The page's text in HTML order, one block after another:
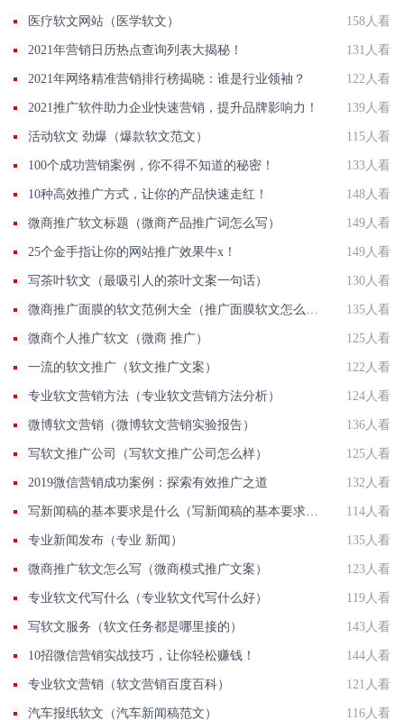
医疗软文网站（医学软文） 158人看
2021年营销日历热点查询列表大揭秘！ 131人看
2021年网络精准营销排行榜揭晓：谁是行业领袖？ 122人看
2021推广软件助力企业快速营销，提升品牌影响力！ 139人看
活动软文 劲爆（爆款软文范文） 115人看
100个成功营销案例，你不得不知道的秘密！ 133人看
10种高效推广方式，让你的产品快速走红！ 148人看
微商推广软文标题（微商产品推广词怎么写） 149人看
25个金手指让你的网站推广效果牛x！ 149人看
写茶叶软文（最吸引人的茶叶文案一句话） 130人看
微商推广面膜的软文范例大全（推广面膜软文怎么写） 135人看
微商个人推广软文（微商 推广） 125人看
一流的软文推广（软文推广文案） 122人看
专业软文营销方法（专业软文营销方法分析） 124人看
微博软文营销（微博软文营销实验报告） 136人看
写软文推广公司（写软文推广公司怎么样） 125人看
2019微信营销成功案例：探索有效推广之道 132人看
写新闻稿的基本要求是什么（写新闻稿的基本要求是什么呢） 114人看
专业新闻发布（专业 新闻） 135人看
微商推广软文怎么写（微商模式推广文案） 123人看
专业软文代写什么（专业软文代写什么好） 119人看
写软文服务（软文任务都是哪里接的） 143人看
10招微信营销实战技巧，让你轻松赚钱！ 144人看
专业软文营销（软文营销百度百科） 121人看
汽车报纸软文（汽车新闻稿范文） 116人看